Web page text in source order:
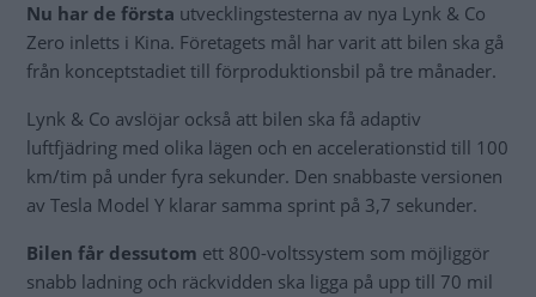
Nu har de första utvecklingstesterna av nya Lynk & Co
Zero inletts i Kina. Företagets mål har varit att bilen ska gå
från konceptstadiet till förproduktionsbil på tre månader.
Lynk & Co avslöjar också att bilen ska få adaptiv
luftfjädring med olika lägen och en accelerationstid till 100
km/tim på under fyra sekunder. Den snabbaste versionen
av Tesla Model Y klarar samma sprint på 3,7 sekunder.
Bilen får dessutom ett 800-voltssystem som möjliggör
snabb ladning och räckvidden ska ligga på upp till 70 mil